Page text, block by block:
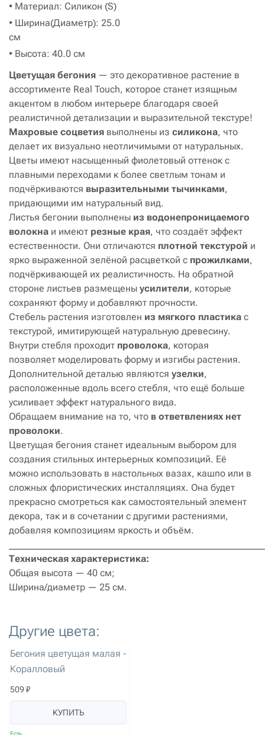
• Материал: Силикон (S)
• Ширина(Диаметр): 25.0
см
• Высота: 40.0 см
Цветущая бегония — это декоративное растение в
ассортименте Real Touch, которое станет изящным
акцентом в любом интерьере благодаря своей
реалистичной детализации и выразительной текстуре!
Махровые соцветия выполнены из силикона, что
делает их визуально неотличимыми от натуральных.
Цветы имеют насыщенный фиолетовый оттенок с
плавными переходами к более светлым тонам и
подчёркиваются выразительными тычинками,
придающими им натуральный вид.
Листья бегонии выполнены из водонепроницаемого
волокна и имеют резные края, что создаёт эффект
естественности. Они отличаются плотной текстурой и
ярко выраженной зелёной расцветкой с прожилками,
подчёркивающей их реалистичность. На обратной
стороне листьев размещены усилители, которые
сохраняют форму и добавляют прочности.
Стебель растения изготовлен из мягкого пластика с
текстурой, имитирующей натуральную древесину.
Внутри стебля проходит проволока, которая
позволяет моделировать форму и изгибы растения.
Дополнительной деталью являются узелки,
расположенные вдоль всего стебля, что ещё больше
усиливает эффект натурального вида.
Обращаем внимание на то, что в ответвлениях нет
проволоки.
Цветущая бегония станет идеальным выбором для
создания стильных интерьерных композиций. Её
можно использовать в настольных вазах, кашпо или в
сложных флористических инсталляциях. Она будет
прекрасно смотреться как самостоятельный элемент
декора, так и в сочетании с другими растениями,
добавляя композициям яркость и объём.
Техническая характеристика:
Общая высота — 40 см;
Ширина/диаметр — 25 см.
Другие цвета:
артикул: 1626
Бегония цветущая малая -
Коралловый
509 ₽
КУПИТЬ
Есть